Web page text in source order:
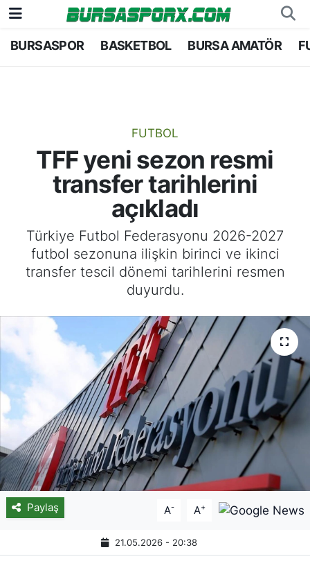
BURSASPOR BASKETBOL BURSA AMATÖR
FUTBOL
TFF yeni sezon resmi
transfer tarihlerini
açıkladı
Türkiye Futbol Federasyonu 2026-2027
futbol sezonuna ilişkin birinci ve ikinci
transfer tescil dönemi tarihlerini resmen
duyurdu.
Paylaş A- A+
21.05.2026 - 20:38
Bursaspor
Bursa Amatör
Hentbol
Voleybol
Genel
Bursa Nöbetçi Eczaneler
Bursa Trafik Yoğunluk Haritası
TFF 1.Lig Puan Durumu ve Fikstür
Tüm Manşetler
Son Dakika Haberleri